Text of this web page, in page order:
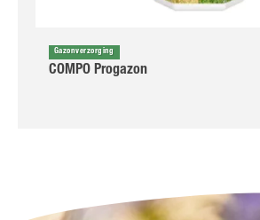
Gazonverzorging
COMPO Progazon